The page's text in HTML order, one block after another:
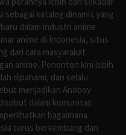
katalog dinamis yang
dalam industri anime.
anime di Indonesia, situs
dari cara masyarakat
anime. Penonton kini lebih
dipahami, dan selalu
menjadikan Anoboy
dalam komunitas
bagaimana
terus berkembang dan